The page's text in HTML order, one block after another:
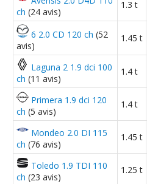
57OOOkms
08/20 2.0 HDi 110
17/20 2.0 HDi 110
)
16/20 2.0 HDi 110
16/20
2.0 HDi 110
0 )
ch (24 avis)
1.3 t
6 2.0 CD 120 ch (52
avis)
1.45 t
Laguna 2 1.9 dci 100
ch (11 avis)
1.4 t
Primera 1.9 dci 120
ch (5 avis)
1.4 t
Mondeo 2.0 DI 115
ch (76 avis)
1.45 t
Toledo 1.9 TDI 110
ch (23 avis)
1.25 t